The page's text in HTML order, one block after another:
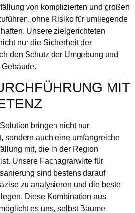
von komplizierten und großen
ohne Risiko für umliegende
Unsere zielgerichteten
nur die Sicherheit der
den Schutz der Umgebung und
MIT
bringen nicht nur
sondern auch eine umfangreiche
mit, die in der Region
Unsere Fachagrarwirte für
sind bestens darauf
zu analysieren und die beste
Diese Kombination aus
es uns, selbst Bäume